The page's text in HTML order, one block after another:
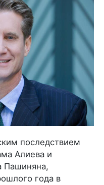
последствием
Алиева и
Пашиняна,
года в